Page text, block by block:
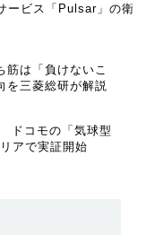
ービス「Pulsar」の衛
筋は「負けないこ
三菱総研が解説
ドコモの「気球型
アで実証開始